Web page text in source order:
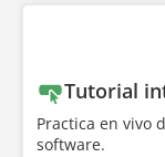
Tutorial
Practica en vivo
software.